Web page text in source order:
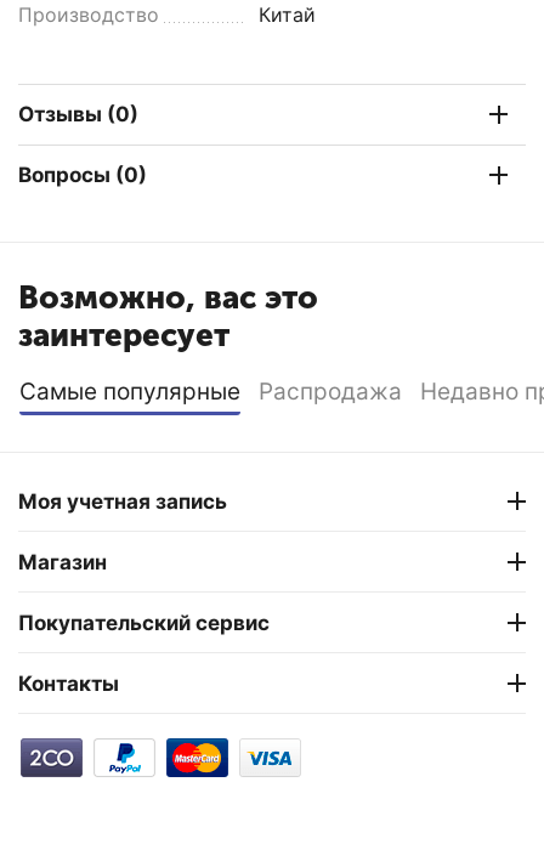
Производство Китай
Отзывы (0)
Вопросы (0)
Возможно, вас это
заинтересует
Самые популярные Распродажа Недавно
Моя учетная запись
Магазин
Покупательский сервис
Контакты